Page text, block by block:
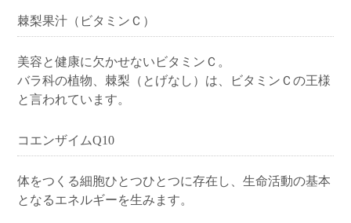
棘梨果汁（ビタミンＣ）
美容と健康に欠かせないビタミンＣ。
バラ科の植物、棘梨（とげなし）は、ビタミンＣの王様
と言われています。
コエンザイムQ10
体をつくる細胞ひとつひとつに存在し、生命活動の基本
となるエネルギーを生みます。